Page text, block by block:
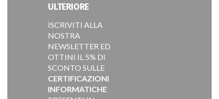
ULTERIORE
ISCRIVITI ALLA
NOSTRA
NEWSLETTER ED
OTTINI IL 5% DI
SCONTO SULLE
CERTIFICAZIONI
INFORMATICHE